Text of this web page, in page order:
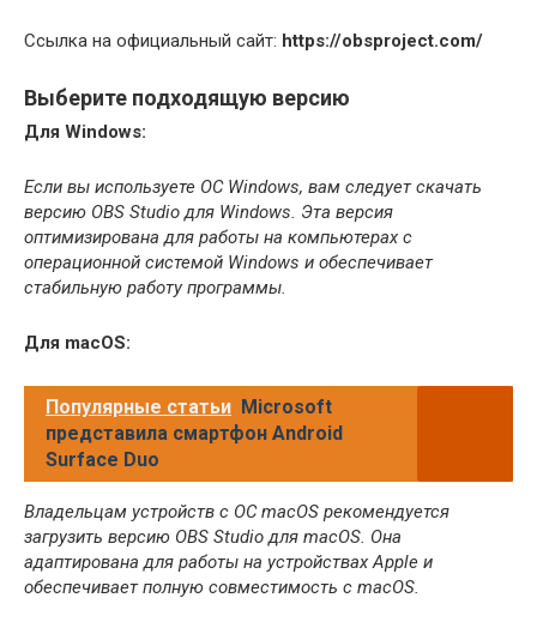
Ссылка на официальный сайт: https://obsproject.com/
Выберите подходящую версию
Для Windows:
Если вы используете ОС Windows, вам следует скачать
версию OBS Studio для Windows. Эта версия
оптимизирована для работы на компьютерах с
операционной системой Windows и обеспечивает
стабильную работу программы.
Для macOS:
Популярные статьи Microsoft
представила смартфон Android
Surface Duo
Владельцам устройств с ОС macOS рекомендуется
загрузить версию OBS Studio для macOS. Она
адаптирована для работы на устройствах Apple и
обеспечивает полную совместимость с macOS.